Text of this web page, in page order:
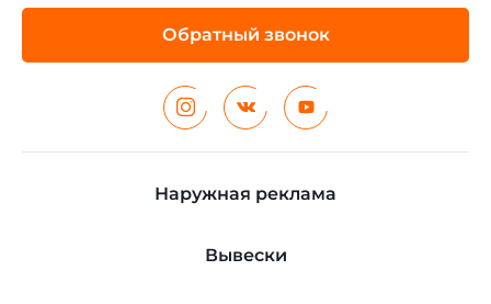
Наружная реклама
Вывески
Обратный звонок